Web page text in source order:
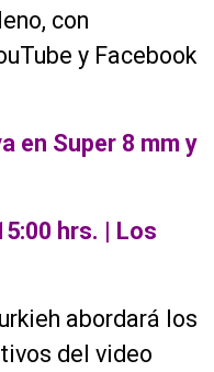
con
y Facebook
en Super 8 mm y
hrs. | Los
abordará los
del video